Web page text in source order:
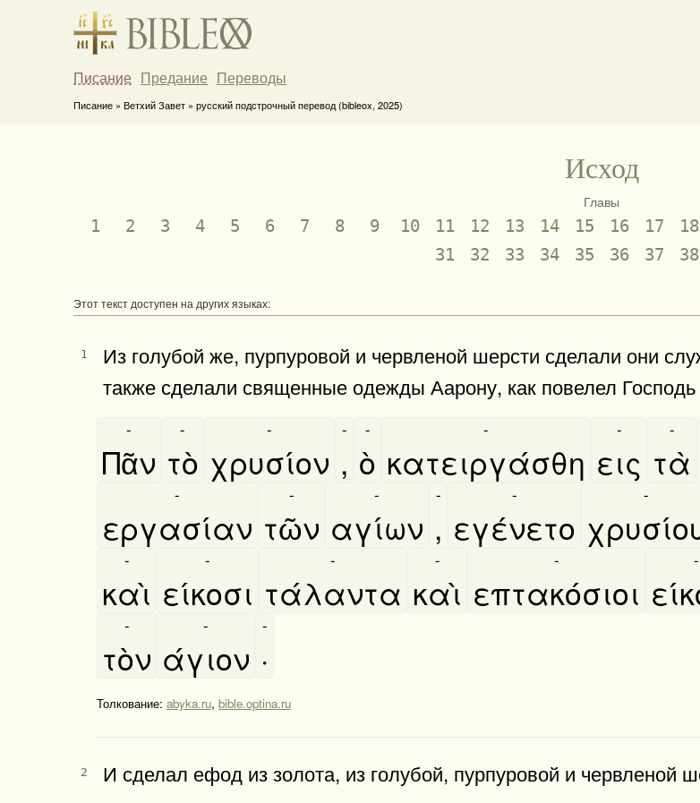
Писание Предание Переводы
Писание » Ветхий Завет » русский подстрочный перевод (bibleox, 2025)
Исход
Главы
1 2 3 4 5 6 7 8 9 10 11 12 13 14 15 16 17 18
31
32 33 34 35 36 37 38
Этот текст доступен на других языках:
1
Из голубой же, пурпуровой и червленой шерсти сделали они
также сделали священные одежды Аарону, как повелел
Πᾶν
-
τὸ
-
χρυσίον
-
,
-
ὸ
-
κατειργάσθη
-
εις
-
τὰ
-
εργασίαν
-
τῶν
-
αγίων
-
,
-
εγένετο
- -
καὶ
-
είκοσι
-
τάλαντα
-
καὶ
-
επτακόσιοι
- -
τὸν
-
άγιον
-
·
-
Толкование: abyka.ru, bible.optina.ru
2 И сделал ефод из золота, из голубой, пурпуровой и червленой